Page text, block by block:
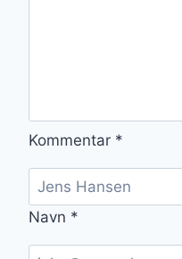
Kommentar *
Navn *